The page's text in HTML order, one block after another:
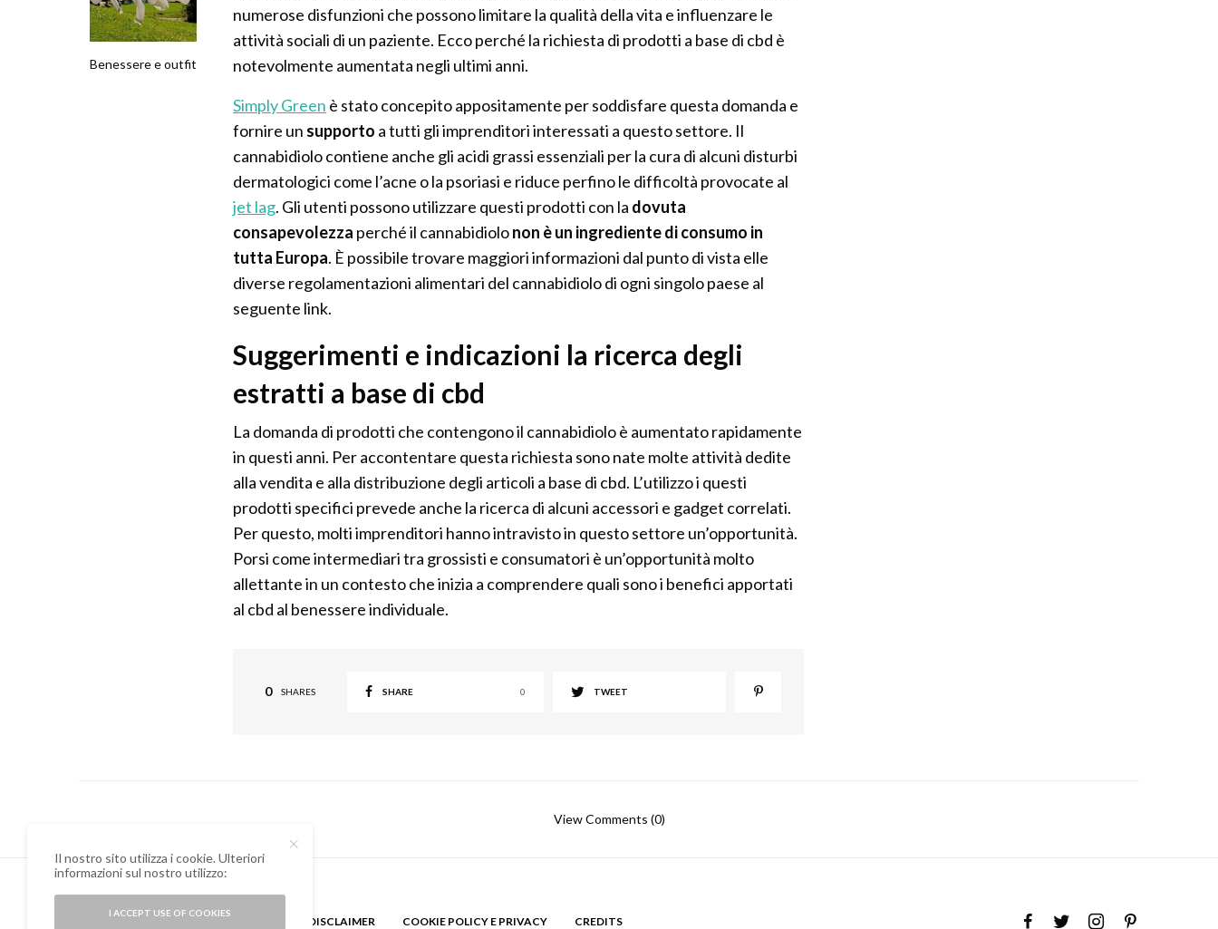
Benessere e outfit
numerose disfunzioni che possono limitare la qualità della vita e influenzare le
attività sociali di un paziente. Ecco perché la richiesta di prodotti a base di cbd è
notevolmente aumentata negli ultimi anni.
Simply Green è stato concepito appositamente per soddisfare questa domanda e
fornire un supporto a tutti gli imprenditori interessati a questo settore. Il
cannabidiolo contiene anche gli acidi grassi essenziali per la cura di alcuni disturbi
dermatologici come l’acne o la psoriasi e riduce perfino le difficoltà provocate al
jet lag. Gli utenti possono utilizzare questi prodotti con la dovuta
consapevolezza perché il cannabidiolonon è un ingrediente di consumo in
tutta Europa. È possibile trovare maggiori informazioni dal punto di vista elle
diverse regolamentazioni alimentari del cannabidiolo di ogni singolo paese al
seguente link.
Suggerimenti e indicazioni la ricerca degli
estratti a base di cbd
La domanda di prodotti che contengono il cannabidiolo è aumentato rapidamente
in questi anni. Per accontentare questa richiesta sono nate molte attività dedite
alla vendita e alla distribuzione degli articoli a base di cbd. L’utilizzo i questi
prodotti specifici prevede anche la ricerca di alcuni accessori e gadget correlati.
Per questo, molti imprenditori hanno intravisto in questo settore un’opportunità.
Porsi come intermediari tra grossisti e consumatori è un’opportunità molto
allettante in un contesto che inizia a comprendere quali sono i benefici apportati
al cbd al benessere individuale.
0 SHARES SHARE 0 TWEET
View Comments (0)
DISCLAIMER COOKIE POLICY E PRIVACY CREDITS
Il nostro sito utilizza i cookie. Ulteriori
informazioni sul nostro utilizzo:
I ACCEPT USE OF COOKIES